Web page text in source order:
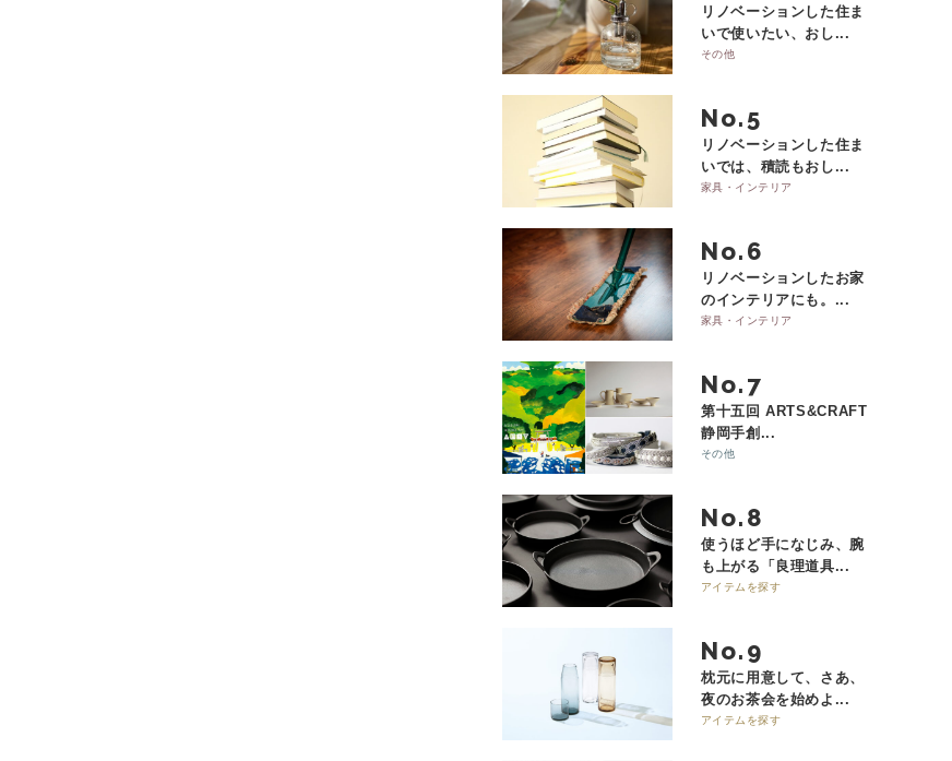
リノベーションした住ま
いで使いたい、おし...
その他
No.
リノベーションした住ま
いでは、積読もおし...
家具・インテリア
No.
リノベーションしたお家
のインテリアにも。...
家具・インテリア
No.
第十五回 ARTS&CRAFT
静岡手創...
その他
No.
使うほど手になじみ、腕
も上がる「良理道具...
アイテムを探す
No.
枕元に用意して、さあ、
夜のお茶会を始めよ...
アイテムを探す